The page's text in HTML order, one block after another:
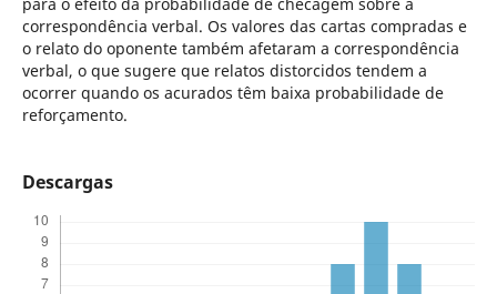
correspondência verbal. Os valores das cartas compradas e
o relato do oponente também afetaram a correspondência
verbal, o que sugere que relatos distorcidos tendem a
ocorrer quando os acurados têm baixa probabilidade de
reforçamento.
Descargas